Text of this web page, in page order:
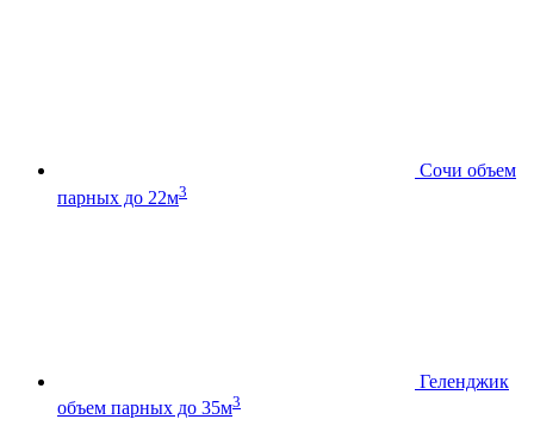
Сочи объем
парных до 22м3
Геленджик
объем парных до 35м3